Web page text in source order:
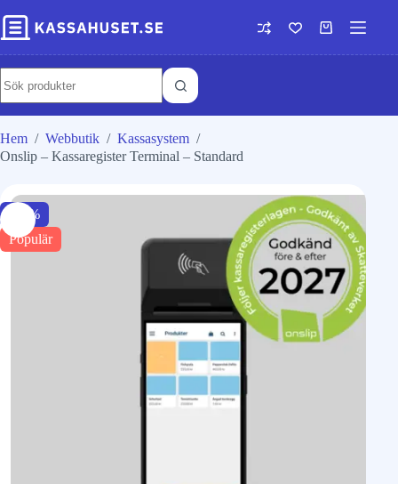
Hem / Webbutik / Kassasystem /
Onslip – Kassaregister Terminal – Standard
-20%
Populär